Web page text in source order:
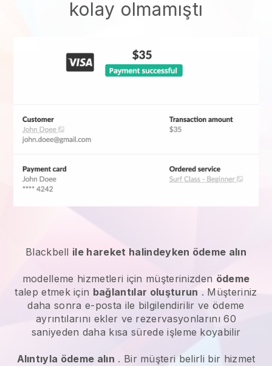
kolay olmamıştı
Blackbell ile hareket halindeyken ödeme alın
modelleme hizmetleri için müşterinizden ödeme
talep etmek için bağlantılar oluşturun . Müşteriniz
daha sonra e-posta ile bilgilendirilir ve ödeme
ayrıntılarını ekler ve rezervasyonlarını 60
saniyeden daha kısa sürede işleme koyabilir
Alıntıyla ödeme alın . Bir müşteri belirli bir hizmet